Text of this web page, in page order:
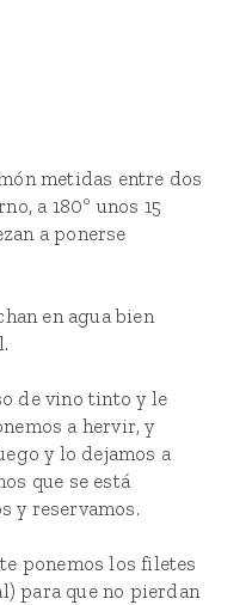
metidas entre dos
a 180º unos 15
a ponerse
en agua bien
de vino tinto y le
a hervir, y
y lo dejamos a
que se está
y reservamos.
ponemos los filetes
para que no pierdan